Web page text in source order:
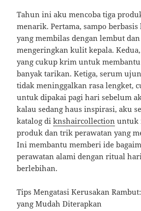
Tahun ini aku mencoba tiga
menarik. Pertama, sampo
yang membilas dengan lembut
mengeringkan kulit kepala.
yang cukup krim untuk
banyak tarikan. Ketiga, serum
tidak meninggalkan rasa lengket,
untuk dipakai pagi hari sebelum
kalau sedang haus inspirasi, aku
katalog diknshaircollection untuk
produk dan trik perawatan yang
Ini membantu memberi ide
perawatan alami dengan ritual
berlebihan.
Tips Mengatasi Kerusakan
yang Mudah Diterapkan